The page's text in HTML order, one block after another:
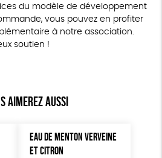
du modèle de développement
vous pouvez en profiter
à notre association.
soutien !
aimerez aussi
EAU DE MENTON VERVEINE
ET CITRON